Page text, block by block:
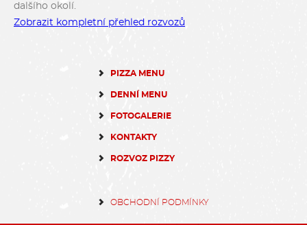
dalšího okolí.
Zobrazit kompletní přehled rozvozů
PIZZA MENU
DENNÍ MENU
FOTOGALERIE
KONTAKTY
ROZVOZ PIZZY
OBCHODNÍ PODMÍNKY